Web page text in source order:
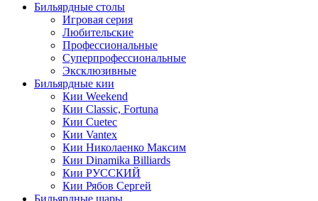
Бильярдные столы
Игровая серия
Любительские
Профессиональные
Суперпрофессиональные
Эксклюзивные
Бильярдные кии
Кии Weekend
Кии Classic, Fortuna
Кии Cuetec
Кии Vantex
Кии Николаенко Максим
Кии Dinamika Billiards
Кии РУССКИЙ
Кии Рябов Сергей
Бильярдные шары